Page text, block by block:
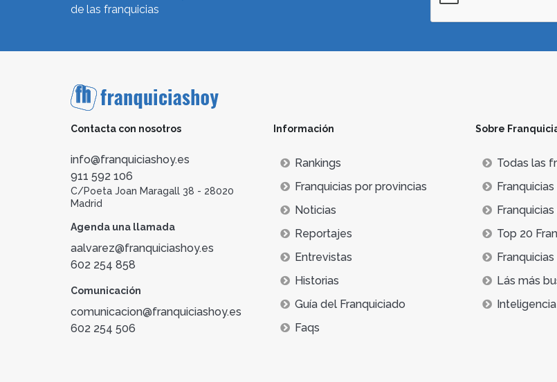
de las franquicias
Contacta con nosotros
info@franquiciashoy.es
911 592 106
C/Poeta Joan Maragall 38 - 28020
Madrid
Agenda una llamada
aalvarez@franquiciashoy.es
602 254 858
Comunicación
comunicacion@franquiciashoy.es
602 254 506
Información
Rankings
Franquicias por provincias
Noticias
Reportajes
Entrevistas
Historias
Guía del Franquiciado
Faqs
Sobre
Todas las
Top 20
Lás más